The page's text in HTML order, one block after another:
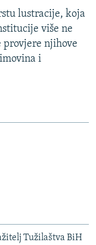
lustracije, koja
više ne
provjere njihove
i
Tužilaštva BiH